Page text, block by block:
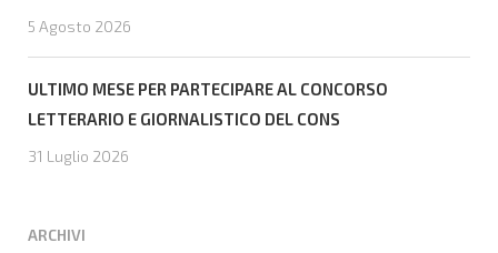
5 Agosto 2026
ULTIMO MESE PER PARTECIPARE AL CONCORSO
LETTERARIO E GIORNALISTICO DEL CONS
31 Luglio 2026
ARCHIVI